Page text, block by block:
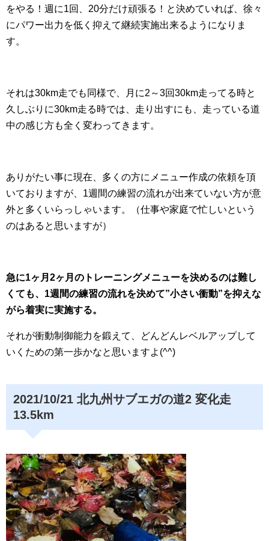
をやる！週に1回、20分だけ頑張る！と決めていれば、徐々
にパワー出力を低く抑えて継続実施出来るようになりま
す。
それは30km走でも同様で、月に2～3回30km走ってる時と
久しぶりに30km走る時では、走り出すにも、走っている道
中の感じ方も全く変わってきます。
ありがたい事に現在、多くの方にメニュー作成の依頼を頂
いておりますが、1週間の練習の流れが出来ていない方が意
外と多くいらっしゃいます。（仕事や家庭で忙しいという
のはあると思いますが）
急に1ヶ月2ヶ月のトレーニングメニューを決めるのは難し
くても、1週間の練習の流れを決めて”小さい衝動”を抑えな
がら着実に実施する。
それが衝動制御能力を鍛えて、どんどんレベルアップして
いくための第一歩かなと思いますよ(^^)
2021/10/21 北九州サブエガの道2 変化走
13.5km